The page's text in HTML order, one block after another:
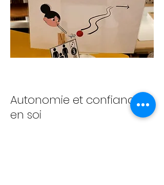
Autonomie et confiance
en soi